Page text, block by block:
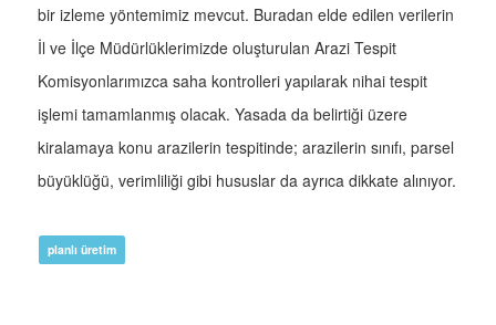
bir izleme yöntemimiz mevcut. Buradan elde edilen verilerin
İl ve İlçe Müdürlüklerimizde oluşturulan Arazi Tespit
Komisyonlarımızca saha kontrolleri yapılarak nihai tespit
işlemi tamamlanmış olacak. Yasada da belirtiği üzere
kiralamaya konu arazilerin tespitinde; arazilerin sınıfı, parsel
büyüklüğü, verimliliği gibi hususlar da ayrıca dikkate alınıyor.
planlı üretim